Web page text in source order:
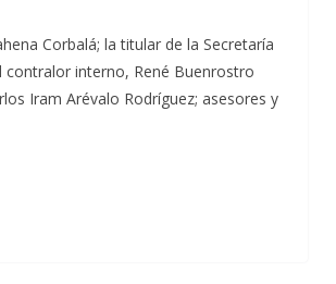
Corbalá; la titular de la Secretaría
contralor interno, René Buenrostro
Iram Arévalo Rodríguez; asesores y